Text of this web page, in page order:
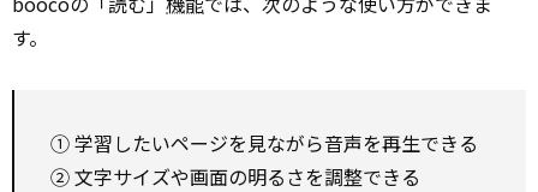
す。
① 学習したいページを見ながら音声を再生できる
② 文字サイズや画面の明るさを調整できる